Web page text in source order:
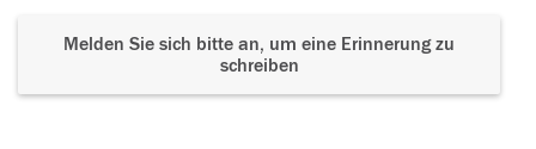
Melden Sie sich bitte an, um eine Erinnerung zu
schreiben